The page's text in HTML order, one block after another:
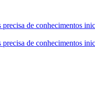
de conhecimentos
de conhecimentos